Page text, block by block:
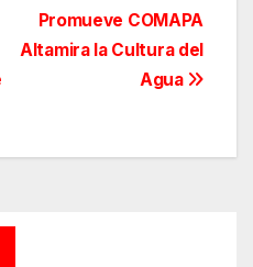
Promueve COMAPA
Altamira la Cultura del
Agua